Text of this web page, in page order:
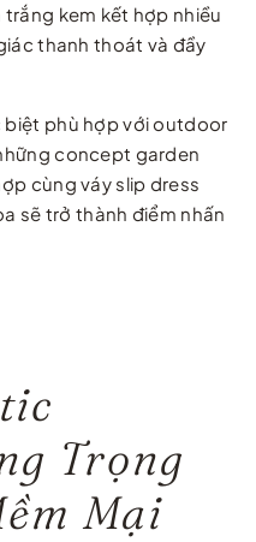
kem kết hợp nhiều
thanh thoát và đầy
biệt phù hợp với outdoor
concept garden
cùng váy slip dress
sẽ trở thành điểm nhấn
Trọng
Mại